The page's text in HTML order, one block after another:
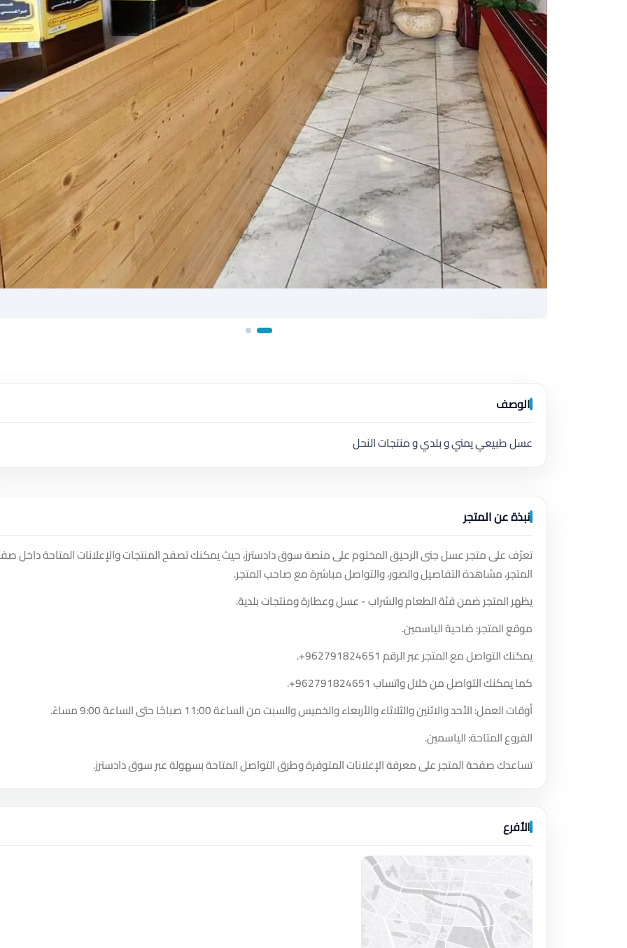
الوصف
عسل طبيعي يمني و بلدي و منتجات النحل
نبذة عن المتجر
تعرّف على متجر عسل جنى الرحيق المختوم على منصة سوق دادسترز، حيث يمكنك تصفح المنتجات والإعلانات المتاحة داخل
المتجر، مشاهدة التفاصيل والصور، والتواصل مباشرة مع صاحب المتجر.
يظهر المتجر ضمن فئة الطعام والشراب - عسل وعطارة ومنتجات بلدية.
موقع المتجر: ضاحية الياسمين.
يمكنك التواصل مع المتجر عبر الرقم +962791824651
.
كما يمكنك التواصل من خلال واتساب +962791824651
.
أوقات العمل: الأحد والاثنين والثلاثاء والأربعاء والخميس والسبت من الساعة 11:00 صباحًا حتى الساعة 9:00 مساءً.
الفروع المتاحة: الياسمين.
تساعدك صفحة المتجر على معرفة الإعلانات المتوفرة وطرق التواصل المتاحة بسهولة عبر سوق دادسترز.
الأفرع